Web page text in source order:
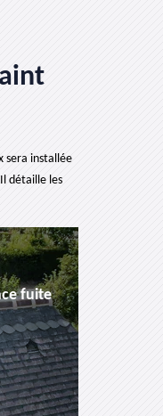
sera installée
détaille les
fuite